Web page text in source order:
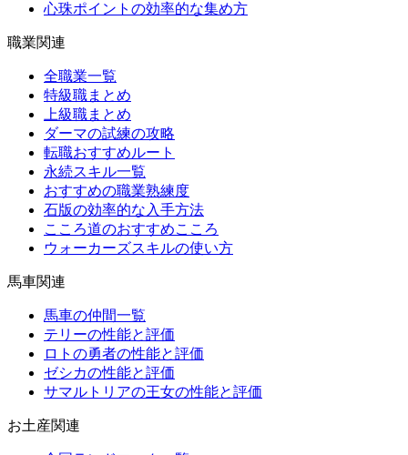
心珠ポイントの効率的な集め方
職業関連
全職業一覧
特級職まとめ
上級職まとめ
ダーマの試練の攻略
転職おすすめルート
永続スキル一覧
おすすめの職業熟練度
石版の効率的な入手方法
こころ道のおすすめこころ
ウォーカーズスキルの使い方
馬車関連
馬車の仲間一覧
テリーの性能と評価
ロトの勇者の性能と評価
ゼシカの性能と評価
サマルトリアの王女の性能と評価
お土産関連